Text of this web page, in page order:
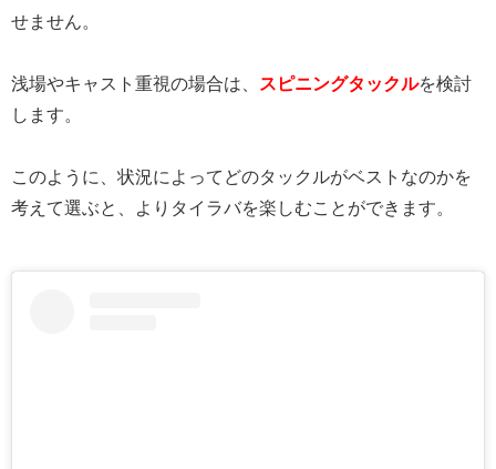
せません。
浅場やキャスト重視の場合は、 スピニングタックルを検討
します。
このように、状況によってどのタックルがベストなのかを
考えて選ぶと、よりタイラバを楽しむことができます。